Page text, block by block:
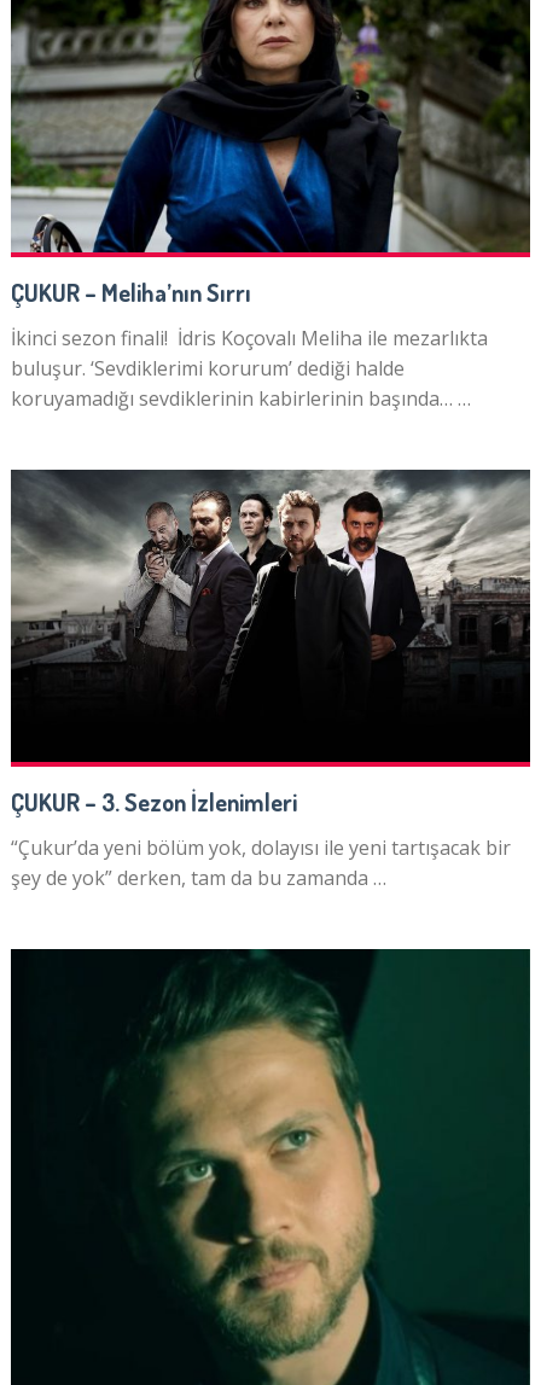
ÇUKUR – Meliha’nın Sırrı
İkinci sezon finali! İdris Koçovalı Meliha ile mezarlıkta
buluşur. ‘Sevdiklerimi korurum’ dediği halde
koruyamadığı sevdiklerinin kabirlerinin başında… …
ÇUKUR – 3. Sezon İzlenimleri
“Çukur’da yeni bölüm yok, dolayısı ile yeni tartışacak bir
şey de yok” derken, tam da bu zamanda …